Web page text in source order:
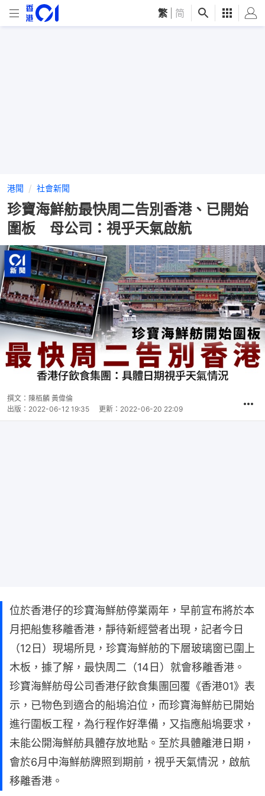
繁 简
港聞 社會新聞
珍寶海鮮舫最快周二告別香港、已開始
圍板 母公司：視乎天氣啟航
撰文： 陳栢麟 黃偉倫
出版： 2022-06-12 19:35 更新： 2022-06-20 22:09
位於香港仔的珍寶海鮮舫停業兩年，早前宣布將於本
月把船隻移離香港，靜待新經營者出現，記者今日
（12日）現場所見，珍寶海鮮舫的下層玻璃窗已圍上
木板，據了解，最快周二（14日）就會移離香港。
珍寶海鮮舫母公司香港仔飲食集團回覆《香港01》表
示，已物色到適合的船塢泊位，而珍寶海鮮舫已開始
進行圍板工程，為行程作好準備，又指應船塢要求，
未能公開海鮮舫具體存放地點。至於具體離港日期，
會於6月中海鮮舫牌照到期前，視乎天氣情況，啟航
移離香港。